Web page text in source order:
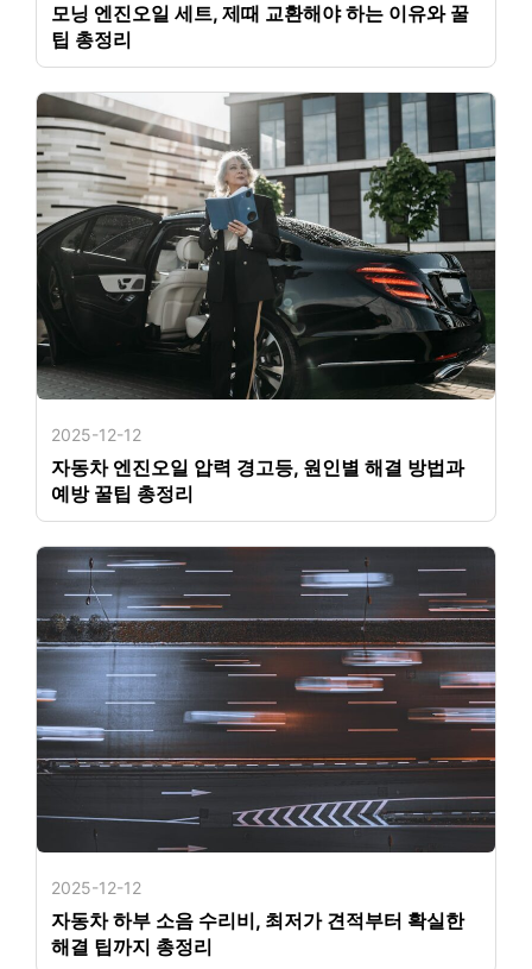
모닝 엔진오일 세트, 제때 교환해야 하는 이유와 꿀
팁 총정리
2025-12-12
자동차 엔진오일 압력 경고등, 원인별 해결 방법과
예방 꿀팁 총정리
2025-12-12
자동차 하부 소음 수리비, 최저가 견적부터 확실한
해결 팁까지 총정리